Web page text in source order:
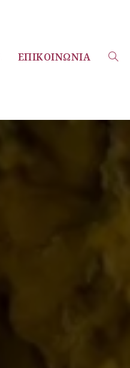
ΕΠΙΚΟΙΝΩΝΊΑ